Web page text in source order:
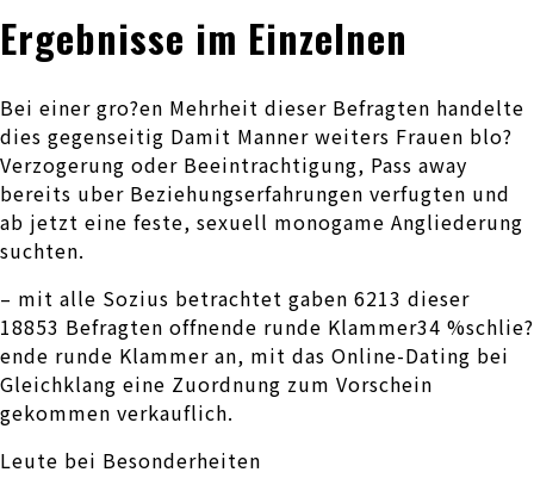
Ergebnisse im Einzelnen
Bei einer gro?en Mehrheit dieser Befragten handelte
dies gegenseitig Damit Manner weiters Frauen blo?
Verzogerung oder Beeintrachtigung, Pass away
bereits uber Beziehungserfahrungen verfugten und
ab jetzt eine feste, sexuell monogame Angliederung
suchten.
– mit alle Sozius betrachtet gaben 6213 dieser
18853 Befragten offnende runde Klammer34 %schlie?
ende runde Klammer an, mit das Online-Dating bei
Gleichklang eine Zuordnung zum Vorschein
gekommen verkauflich.
Leute bei Besonderheiten